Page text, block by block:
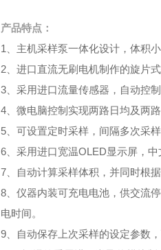
产品特点：
1、主机采样泵一体化设计，体积
2、进口直流无刷电机制作的旋片
3、采用进口流量传感器，自动控
4、微电脑控制实现两路日均及两
5、可设置定时采样，间隔多次采
6、采用进口宽温OLED显示屏，
7、自动计算采样体积，并同时根
8、仪器内装可充电电池，供交流
电时间。
9、自动保存上次采样的设定参数